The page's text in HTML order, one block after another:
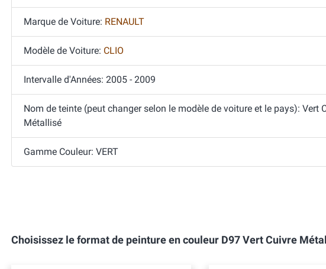
Marque de Voiture: RENAULT
Modèle de Voiture: CLIO
Intervalle d'Années: 2005 - 2009
Nom de teinte (peut changer selon le modèle de voiture et le pays): Vert
Métallisé
Gamme Couleur: VERT
Choisissez le format de peinture en couleur D97 Vert Cuivre